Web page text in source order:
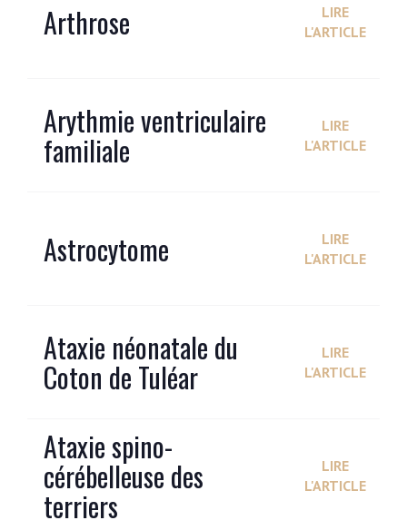
Arthrose
LIRE
L'ARTICLE
Arythmie ventriculaire
familiale
LIRE
L'ARTICLE
Astrocytome
LIRE
L'ARTICLE
Ataxie néonatale du
Coton de Tuléar
LIRE
L'ARTICLE
Ataxie spino-
cérébelleuse des
terriers
LIRE
L'ARTICLE